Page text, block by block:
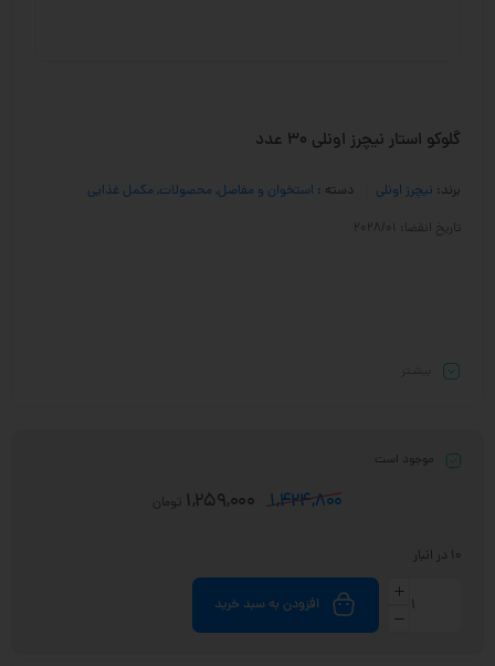
گلوکو استار نیچرز اونلی 30 عدد
برند: نیچرز اونلی دسته : استخوان و مفاصل محصولات مکمل غذایی
تاریخ انقضا: 2028/01
موجود است
1,424,800
1,259,000 تومان
10 در انبار
افزودن به سبد خرید